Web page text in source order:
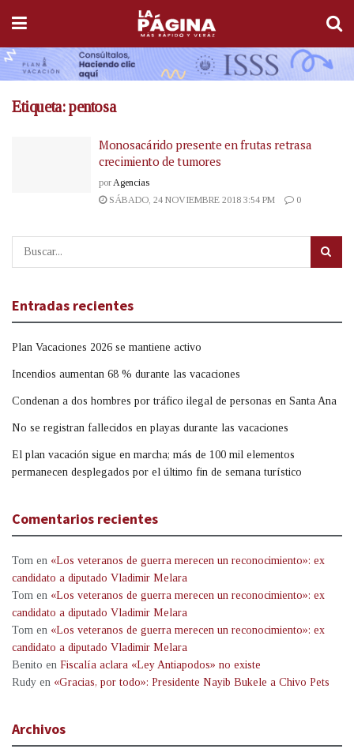
Etiqueta:pentosa
Monosacárido presente en frutas retrasa
crecimiento de tumores
por Agencias
SÁBADO, 24 NOVIEMBRE 2018 3:54 PM
0
Entradas recientes
Plan Vacaciones 2026 se mantiene activo
Incendios aumentan 68 % durante las vacaciones
Condenan a dos hombres por tráfico ilegal de personas en Santa Ana
No se registran fallecidos en playas durante las vacaciones
El plan vacación sigue en marcha; más de 100 mil elementos
permanecen desplegados por el último fin de semana turístico
Comentarios recientes
Tom en «Los veteranos de guerra merecen un reconocimiento»: ex
candidato a diputado Vladimir Melara
Tom en «Los veteranos de guerra merecen un reconocimiento»: ex
candidato a diputado Vladimir Melara
Tom en «Los veteranos de guerra merecen un reconocimiento»: ex
candidato a diputado Vladimir Melara
Benito en Fiscalía aclara «Ley Antiapodos» no existe
Rudy en «Gracias, por todo»: Presidente Nayib Bukele a Chivo Pets
Archivos